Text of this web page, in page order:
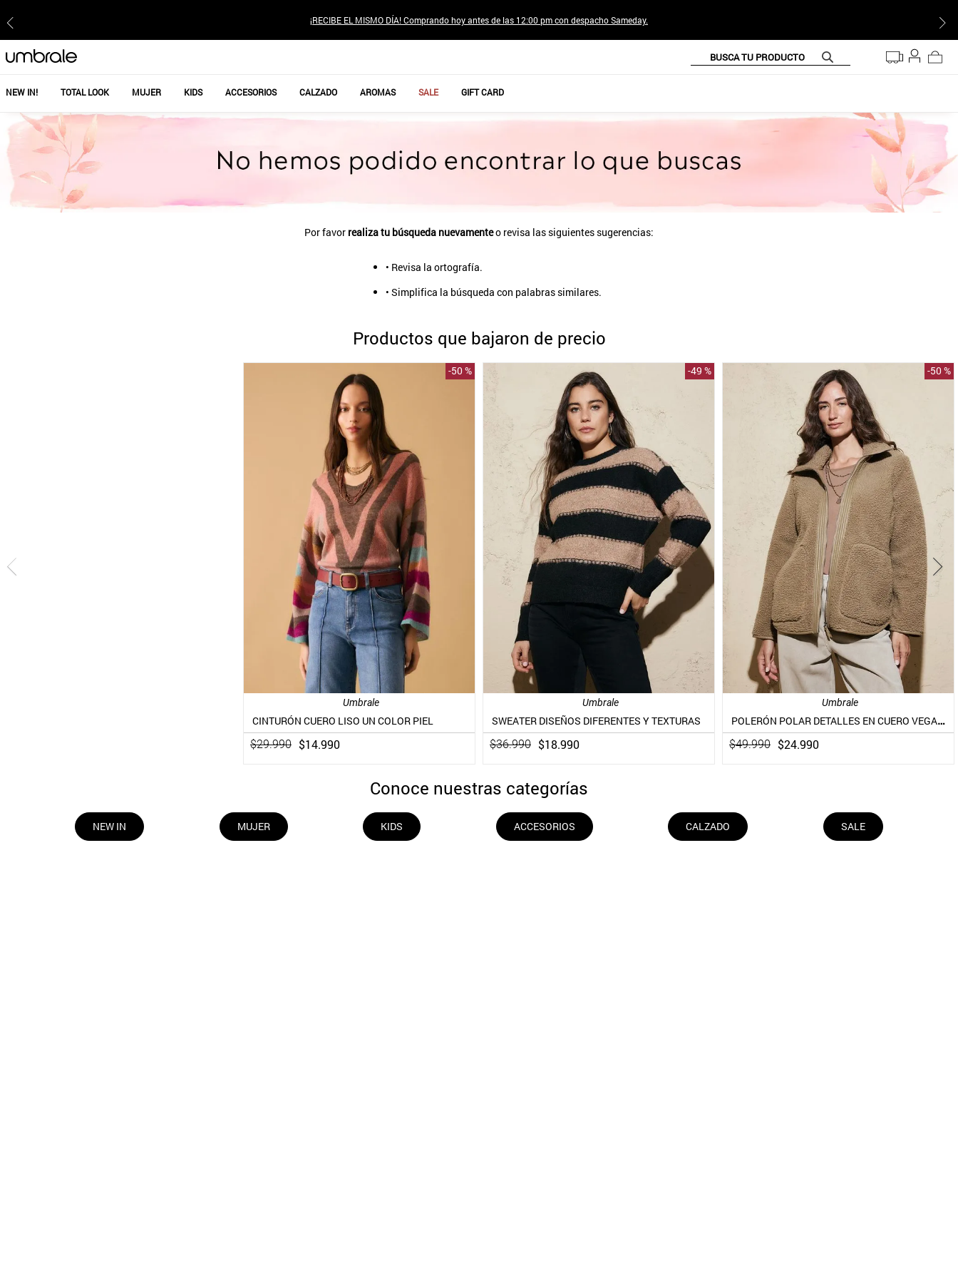
¡RECIBE EL MISMO DÍA! Comprando hoy antes de las 12:00 pm con despacho Sameday.
BUSCA TU PRODUCTO
NEW IN! TOTAL LOOK MUJER KIDS ACCESORIOS CALZADO AROMAS SALE GIFT CARD
Por favor realiza tu búsqueda nuevamenteo revisa las siguientes sugerencias:
• Revisa la ortografía.
• Simplifica la búsqueda con palabras similares.
Productos que bajaron de precio
-50 %
Umbrale
CINTURÓN CUERO LISO UN COLOR PIEL
$29.990 $14.990
-49 %
Umbrale
SWEATER DISEÑOS DIFERENTES Y TEXTURAS
$36.990 $18.990
-50 %
Umbrale
POLERÓN POLAR DETALLES EN CUERO VEGANO
$49.990 $24.990
Conoce nuestras categorías
NEW IN MUJER KIDS ACCESORIOS CALZADO SALE
.
sweter
6 .
botin
aros